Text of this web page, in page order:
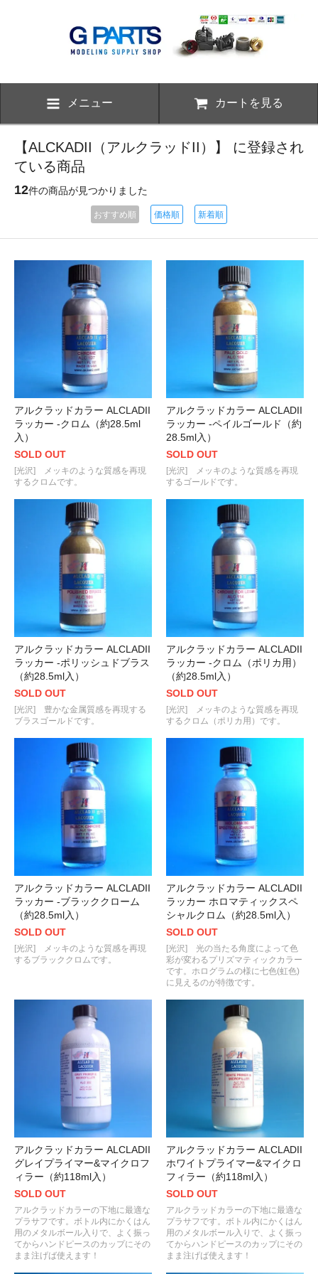
メニュー カートを見る
【ALCKADII（アルクラッドII）】 に登録され
ている商品
12件の商品が見つかりました
おすすめ順 価格順 新着順
アルクラッドカラー ALCLADII
ラッカー -クロム（約28.5ml
入）
SOLD OUT
[光沢] メッキのような質感を再現
するクロムです。
アルクラッドカラー ALCLADII
ラッカー -ペイルゴールド（約
28.5ml入）
SOLD OUT
[光沢] メッキのような質感を再現
するゴールドです。
アルクラッドカラー ALCLADII
ラッカー -ポリッシュドブラス
（約28.5ml入）
SOLD OUT
[光沢] 豊かな金属質感を再現する
ブラスゴールドです。
アルクラッドカラー ALCLADII
ラッカー -クロム（ポリカ用）
（約28.5ml入）
SOLD OUT
[光沢] メッキのような質感を再現
するクロム（ポリカ用）です。
アルクラッドカラー ALCLADII
ラッカー -ブラッククローム
（約28.5ml入）
SOLD OUT
[光沢] メッキのような質感を再現
するブラッククロムです。
アルクラッドカラー ALCLADII
ラッカー ホロマティックスペ
シャルクロム（約28.5ml入）
SOLD OUT
[光沢] 光の当たる角度によって色
彩が変わるプリズマティックカラー
です。ホログラムの様に七色(虹色)
に見えるのが特徴です。
アルクラッドカラー ALCLADII
グレイプライマー&マイクロフ
ィラー（約118ml入）
SOLD OUT
アルクラッドカラーの下地に最適な
プラサフです。ボトル内にかくはん
用のメタルボール入りで、よく振っ
てからハンドピースのカップにその
まま注げば使えます！
アルクラッドカラー ALCLADII
ホワイトプライマー&マイクロ
フィラー（約118ml入）
SOLD OUT
アルクラッドカラーの下地に最適な
プラサフです。ボトル内にかくはん
用のメタルボール入りで、よく振っ
てからハンドピースのカップにその
まま注げば使えます！